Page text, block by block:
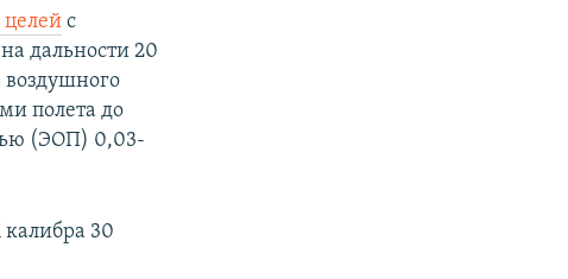
целей с
дальности 20
воздушного
полета до
(ЭОП) 0,03-
30